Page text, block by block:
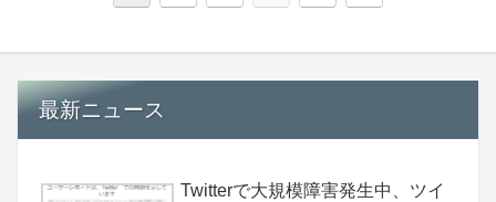
最新ニュース
Twitterで大規模障害発生中、ツイ